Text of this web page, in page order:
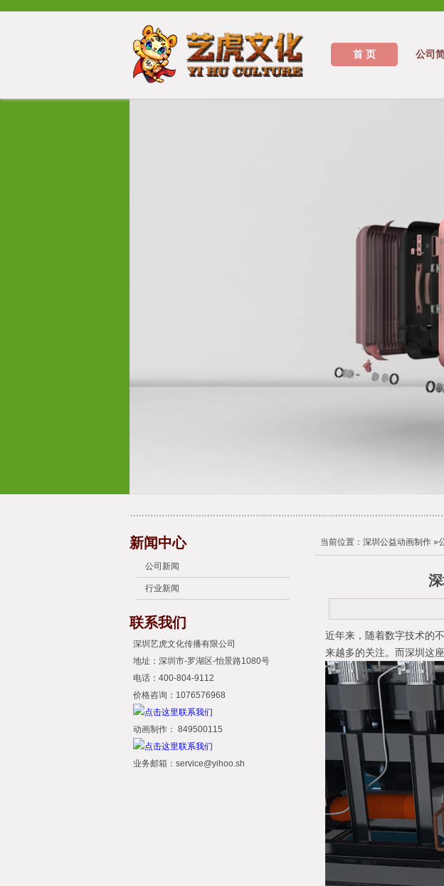
首 页 公司
新闻中心
公司新闻
行业新闻
联系我们
深圳艺虎文化传播有限公司
地址：深圳市-罗湖区-怡景路1080号
电话：400-804-9112
价格咨询：1076576968
动画制作： 849500115
业务邮箱：service@yihoo.sh
当前位置： 深圳公益动画制作 »
近年来，随着数字技术的
来越多的关注。而深圳这